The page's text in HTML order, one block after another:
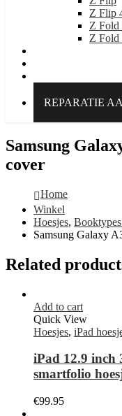
Z Flip
Z Fold
Z Fold
REPARATIE
Samsung
cover
Home
Winkel
Hoesjes,
Samsung Galaxy
Related
Add to cart
Quick View
Hoesjes, iPad
iPad 12.9 inch
smartfolio
€99.95